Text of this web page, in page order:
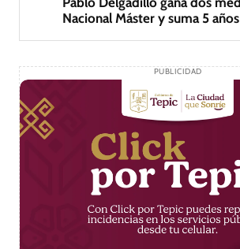
Nacional Máster y suma 5
PUBLICIDAD